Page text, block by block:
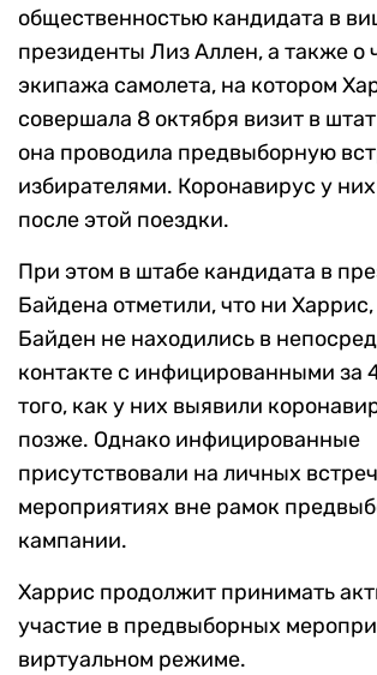
общественностью кандидата в
президенты Лиз Аллен, а также о
экипажа самолета, на котором
совершала 8 октября визит в
она проводила предвыборную
избирателями. Коронавирус у
после этой поездки.
При этом в штабе кандидата в
Байдена отметили, что ни
Байден не находились в
контакте с инфицированными за
того, как у них выявили
позже. Однако инфицированные
присутствовали на личных
мероприятиях вне рамок
кампании.
Харрис продолжит принимать
участие в предвыборных
виртуальном режиме.